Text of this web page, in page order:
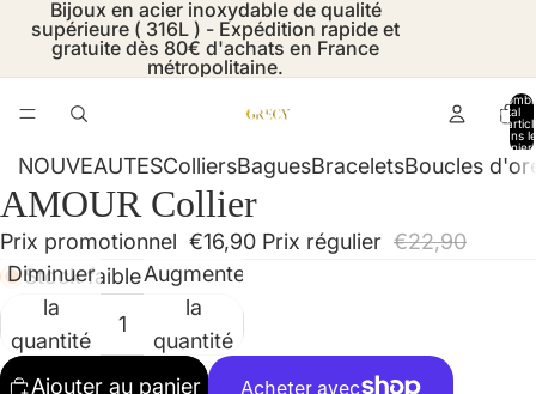
Bijoux en acier inoxydable de qualité
supérieure ( 316L ) - Expédition rapide et
gratuite dès 80€ d'achats en France
métropolitaine.
total
dans le
NOUVEAUTESColliersBaguesBraceletsBoucles
Ouvrir
l’image
en
plein
écran
Ouvrir
l’image
en
plein
écran
Ouvrir
l’image
en
plein
écran
Ouvrir
l’image
en
plein
écran
Ouvrir
l’image
en
plein
écran
Ouvrir
l’image
en
plein
écran
Ouvrir
l’image
en
plein
écran
AMOUR Collier
Prix promotionnel €16,90 Prix régulier €22,90
Stock faible
Diminuer
la
quantité
Augmenter
la
quantité
Ajouter au panier